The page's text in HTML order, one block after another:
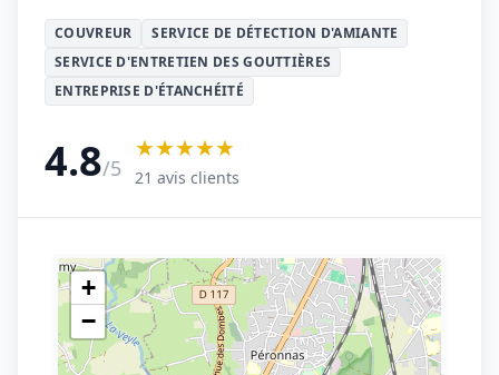
COUVREUR
SERVICE DE DÉTECTION D'AMIANTE
SERVICE D'ENTRETIEN DES GOUTTIÈRES
ENTREPRISE D'ÉTANCHÉITÉ
4.8/5
★★★★★
21 avis clients
+
−